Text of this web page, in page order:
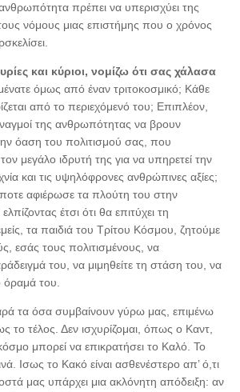
πρέπει να υπερισχύει της
νόμους μιας επιστήμης που ο χρόνος
και κύριοι, νομίζω ότι σας χάλασα
όμως από έναν τριτοκοσμικό; Κάθε
από το περιεχόμενό του; Επιπλέον,
της ανθρωπότητας να βρουν
όαση του πολιτισμού σας, που
μεγάλο ιδρυτή της για να υπηρετεί την
και τις υψηλόφρονες ανθρώπινες αξίες;
αφιέρωσε τα πλούτη του στην
έτσι ότι θα επιτύχει τη
τα παιδιά του Τρίτου Κόσμου, ζητούμε
εσάς τους πολιτισμένους, να
του, να μιμηθείτε τη στάση του, να
όραμά του.
τα όσα συμβαίνουν γύρω μας, επιμένω
το τέλος. Δεν ισχυρίζομαι, όπως ο Καντ,
μπορεί να επικρατήσει το Καλό. Το
Ισως το Κακό είναι ασθενέστερο απ’ ό,τι
μας υπάρχει μια ακλόνητη απόδειξη: αν